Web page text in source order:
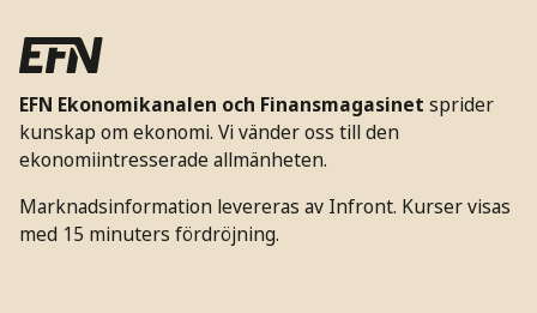
EFN Ekonomikanalen och Finansmagasinet sprider
kunskap om ekonomi. Vi vänder oss till den
ekonomiintresserade allmänheten.
Marknadsinformation levereras av Infront. Kurser visas
med 15 minuters fördröjning.